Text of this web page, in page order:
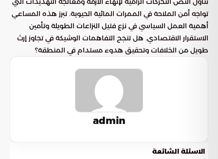
تواجه أمن الملاحة في الممرات المائية الحيوية. تبرز هذه المساعي
أهمية العمل السياسي في نزع فتيل النزاعات الطويلة وتأمين
الاستقرار الاقتصادي. هل تنجح التفاهمات الوشيكة في تجاوز إرث
طويل من الخلافات وتحقيق هدوء مستدام في المنطقة؟
admin
الاسئلة الشائعة